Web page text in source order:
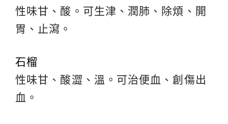
性味甘、酸。可生津、潤肺、除煩、開
胃、止瀉。
石榴
性味甘、酸澀、溫。可治便血、創傷出
血。